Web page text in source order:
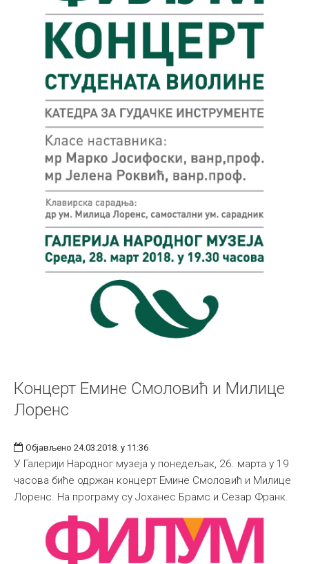
Концерт Емине Смоловић и Милице
Лоренс
Објављено 24.03.2018. у 11:36
У Галерији Народног музеја у понедељак, 26. марта у 19
часова биће одржан концерт Емине Смоловић и Милице
Лоренс. На програму су Јоханес Брамс и Сезар Франк.